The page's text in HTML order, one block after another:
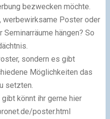
bezwecken möchte.
werbewirksame Poster oder
hängen? So
sondern es gibt
Möglichkeiten das
setzten.
könnt ihr gerne hier
poster.html